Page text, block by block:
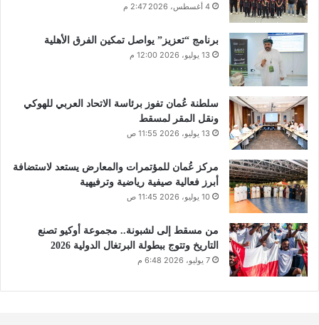
4 أغسطس، 2026 2:47 م
برنامج “تعزيز” يواصل تمكين الفرق الأهلية
13 يوليو، 2026 12:00 م
سلطنة عُمان تفوز برئاسة الاتحاد العربي للهوكي
ونقل المقر لمسقط
13 يوليو، 2026 11:55 ص
مركز عُمان للمؤتمرات والمعارض يستعد لاستضافة
أبرز فعالية صيفية رياضية وترفيهية
10 يوليو، 2026 11:45 ص
من مسقط إلى لشبونة.. مجموعة أوكيو تصنع
التاريخ وتتوج ببطولة البرتغال الدولية 2026
7 يوليو، 2026 6:48 م